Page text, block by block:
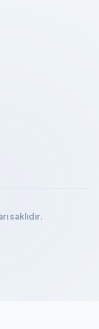
saklıdır.